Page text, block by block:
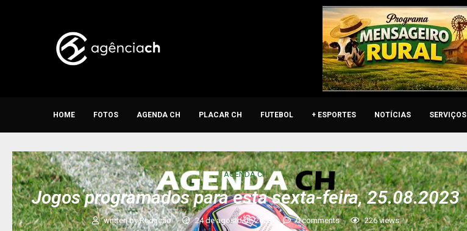
HOME FOTOS AGENDA CH PLACAR CH FUTEBOL + ESPORTES NOTÍCIAS SERVIÇOS
AGENDA CH
Jogos programados para esta sexta-feira, 25.08.2023
written byRedação 24 de agosto de 2023 0 comments 226views